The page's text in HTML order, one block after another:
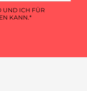
UND ICH FÜR
KANN.*